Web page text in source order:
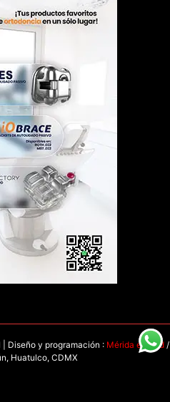
Diseño y programación : Mérida en Red /
Huatulco, CDMX